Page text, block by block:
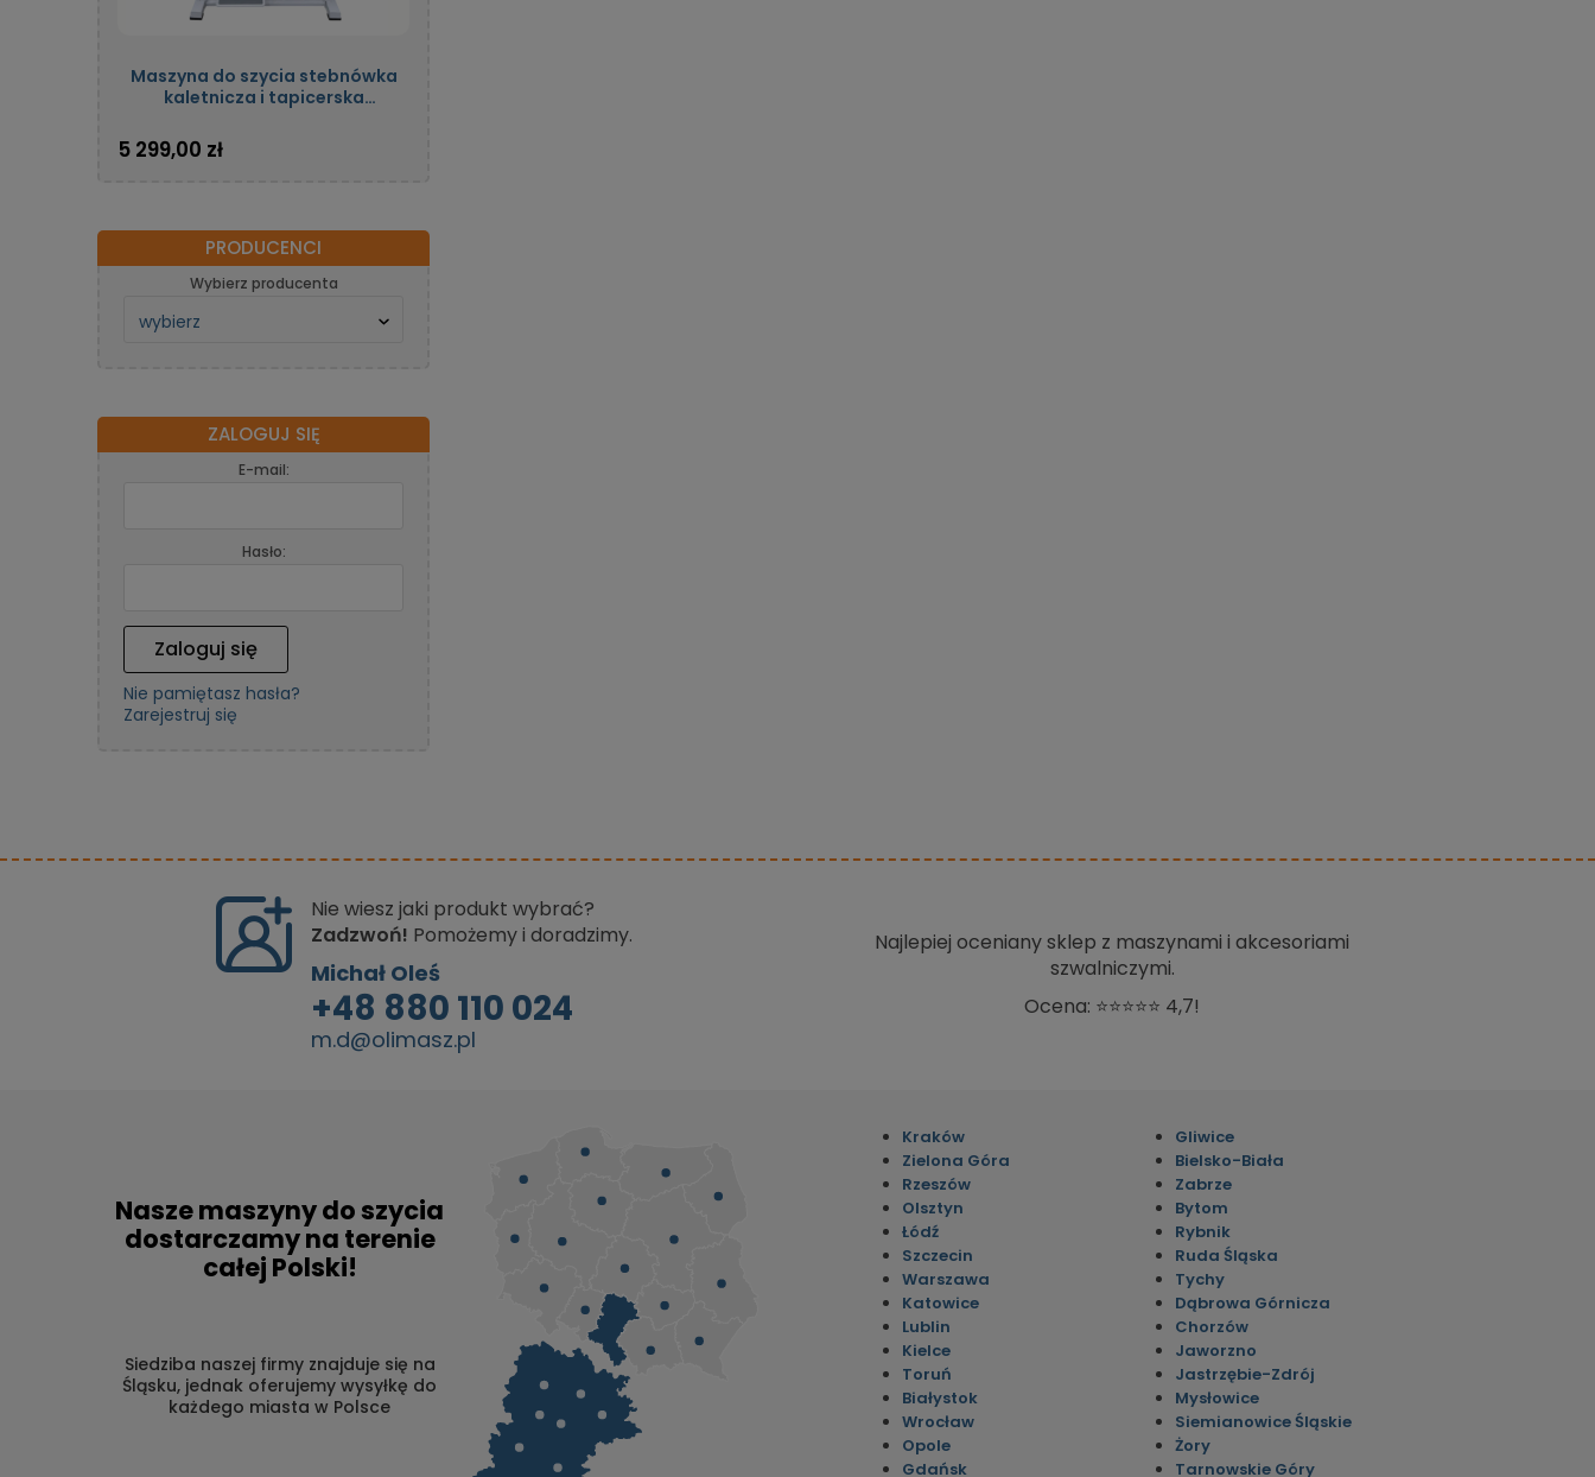
Maszyna do szycia stebnówka
kaletnicza i tapicerska
potrójnym transportem oraz
silnikiem energooszczędnym
5 299,00 zł
PRODUCENCI
Wybierz producenta
ZALOGUJ SIĘ
E-mail:
Hasło:
Zaloguj się
Nie pamiętasz hasła?
Zarejestruj się
Nie wiesz jaki produkt wybrać?
Zadzwoń! Pomożemy i doradzimy.
Michał Oleś
+48 880 110 024
m.d@olimasz.pl
Najlepiej oceniany sklep z maszynami i akcesoriami
szwalniczymi.
Ocena: ⭐⭐⭐⭐⭐ 4,7!
Nasze maszyny do szycia
dostarczamy na terenie
całej Polski!
Siedziba naszej firmy znajduje się na
Śląsku, jednak oferujemy wysyłkę do
każdego miasta w Polsce
Kraków
Zielona Góra
Rzeszów
Olsztyn
Łódź
Szczecin
Warszawa
Katowice
Lublin
Kielce
Toruń
Białystok
Wrocław
Opole
Gdańsk
Gliwice
Bielsko-Biała
Zabrze
Bytom
Rybnik
Ruda Śląska
Tychy
Dąbrowa Górnicza
Chorzów
Jaworzno
Jastrzębie-Zdrój
Mysłowice
Siemianowice Śląskie
Żory
Tarnowskie Góry